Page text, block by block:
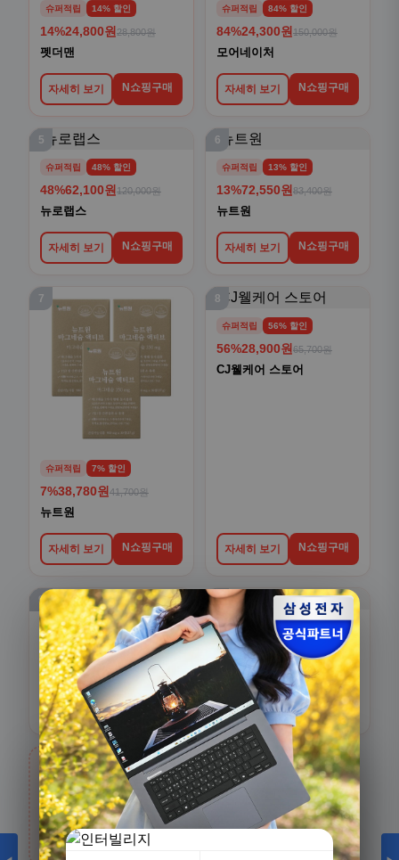
슈퍼적립 14% 할인
14%24,800원 28,800원
펫더맨
자세히 보기 N쇼핑구매
슈퍼적립 84% 할인
84%24,300원 150,000원
모어네이처
자세히 보기 N쇼핑구매
5
슈퍼적립 48% 할인
48%62,100원 120,000원
뉴로랩스
자세히 보기 N쇼핑구매
6
슈퍼적립 13% 할인
13%72,550원 83,400원
뉴트원
자세히 보기 N쇼핑구매
7
슈퍼적립 7% 할인
7%38,780원 41,700원
뉴트원
자세히 보기 N쇼핑구매
8
슈퍼적립 56% 할인
56%28,900원 65,700원
CJ웰케어 스토어
자세히 보기 N쇼핑구매
9
슈퍼적립 21% 할인
21%72,700원92,000원
키즈텐
자세히 보기 N쇼핑구매
10
슈퍼적립 59% 할인
59%58,900원145,100원
보령컨슈머헬스케어
자세히 보기 N쇼핑구매
›
생활/건강
전체보기
카테고리 상품 더 보기
[3+1] 동국제약 마이핏 V 활성엽산 임신준비 임산
부영양 30정, 4개
100,000원